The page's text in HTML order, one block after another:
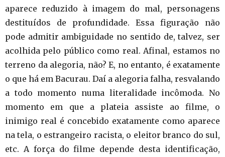
aparece reduzido à imagem do mal, personagens
destituídos de profundidade. Essa figuração não
pode admitir ambiguidade no sentido de, talvez, ser
acolhida pelo público como real. Afinal, estamos no
terreno da alegoria, não? E, no entanto, é exatamente
o que há em Bacurau. Daí a alegoria falha, resvalando
a todo momento numa literalidade incômoda. No
momento em que a plateia assiste ao filme, o
inimigo real é concebido exatamente como aparece
na tela, o estrangeiro racista, o eleitor branco do sul,
etc. A força do filme depende desta identificação,